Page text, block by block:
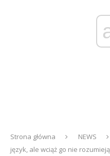
Strona główna NEWS
język, ale wciąż go nie rozumieją